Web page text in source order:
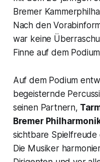
Bremer
Nach den
war keine
Finne auf dem
Auf dem Podium
begeisternde
seinen Partnern,
Bremer
sichtbare
Die Musiker